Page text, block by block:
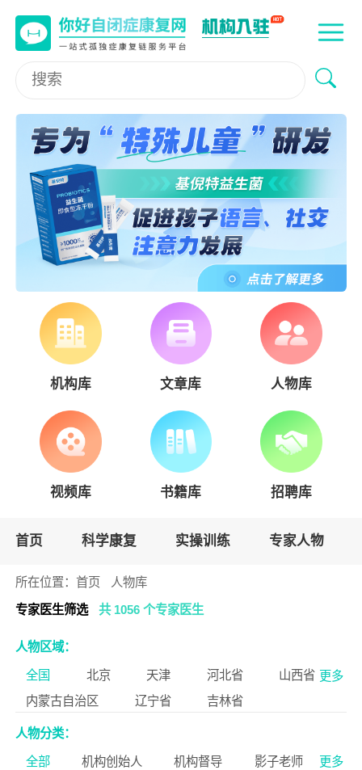
机构库 文章库 人物库
视频库 书籍库 招聘库
首页 科学康复 实操训练 专家人物
所在位置：首页
人物库
专家医生筛选
共 1056 个专家医生
人物区域：
全国 北京 天津 河北省
山西省
内蒙古自治区
辽宁省
吉林省
黑龙江省
安徽省
福建省 江西省
山东省
更多
人物分类：
全部 机构创始人 机构督导
影子老师
更多